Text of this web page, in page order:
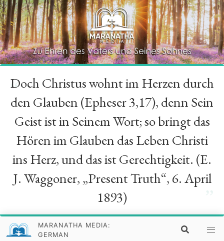
“
Doch Christus wohnt im Herzen durch
den Glauben (Epheser 3,17), denn Sein
Geist ist in Seinem Wort; so bringt das
Hören im Glauben das Leben Christi
ins Herz, und das ist Gerechtigkeit. (E.
J. Waggoner, „Present Truth“, 6. April
1893)
MARANATHA MEDIA:
GERMAN